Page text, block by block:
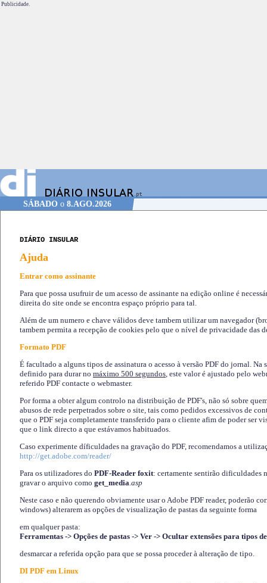
Publicidade.
SÁBADOo 8.AGO.2026
DIÁRIO INSULAR
Ajuda
Entrar como assinante
Para que possa usufruir de um acesso de assinante na edição online é
direita do site onde se encontra espaço próprio para tal.
Além de um numero e chave válidos deve tambem utilizar um navegador
tambem permita a recepção de cookies pelo que o nível de privacidade das
Formato PDF
É facultado a alguns tipos de assinatura o acesso à versão PDF do jornal. Na
definido para durar no máximo 500 segundos, este valor é ajustado pelo
referido PDF contacte o webmaster.
Por forma a obter algum controlo na distribuição de PDF's, não só sobre
abusos de rede perpetrados sobre o site, tais como pedidos excessivos de
que o PDF seja completamente transferido para o cliente afim de poder ser
que o link directo a que estávamos habituados.
Caso experimente díficuldades na gravação do PDF, recomendamos a
http://get.adobe.com/reader/
Para os utilizadores do PDF-Reader foxit: certamente sentirão dificuldades
gravar o arquivo como get_media.asp
Neste caso e não querendo obviamente usar o Adobe PDF reader, poderão
windows) alterarem as opções de visualização de pastas da seguinte forma
em qualquer pasta:
Ferramentas -> Opções de pastas -> Ver -> Ocultar extensões para tipos
desmarcar a referida opção para que se possa proceder à alteração de tipo.
DI PDF em Linux